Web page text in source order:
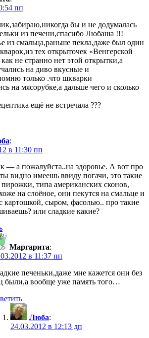
пп
бы и не додумалась
из печени,спасибо Любаша !!!
из смальца,раньше пекла,даже был один
тех открыточек «Венгерской
не странно нет этой открытки,а
на диво вкусные и
только .что шкварки
на мясорубке,а дальше чего и сколько
ещё не встречала ???
:
в 11:30 пп
— а пожалуйста..на здоровье. А вот про
видно имеешь ввиду погачи, это такие
типа американских сконов,
на слоёное, они пекутся на смальце и
картошкой, сыром, фасолью.. про такие
или сладкие какие?
Маргарита:
в 11:37 пп
печеньки,даже мне кажется они без
были,а вообще уже память того…
Люба:
24.03.2012 в 12:13 дп